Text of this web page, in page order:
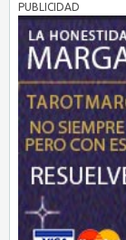
PUBLICIDAD